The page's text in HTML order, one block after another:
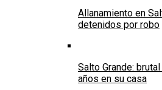
Allanamiento en
detenidos por robo
Salto Grande:
años en su casa